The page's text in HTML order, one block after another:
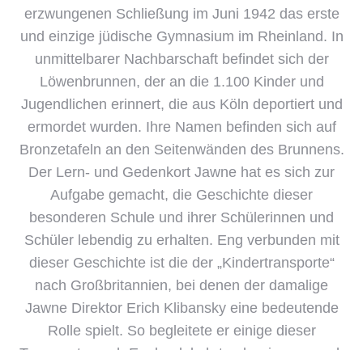
erzwungenen Schließung im Juni 1942 das erste
und einzige jüdische Gymnasium im Rheinland. In
unmittelbarer Nachbarschaft befindet sich der
Löwenbrunnen, der an die 1.100 Kinder und
Jugendlichen erinnert, die aus Köln deportiert und
ermordet wurden. Ihre Namen befinden sich auf
Bronzetafeln an den Seitenwänden des Brunnens.
Der Lern- und Gedenkort Jawne hat es sich zur
Aufgabe gemacht, die Geschichte dieser
besonderen Schule und ihrer Schülerinnen und
Schüler lebendig zu erhalten. Eng verbunden mit
dieser Geschichte ist die der „Kindertransporte“
nach Großbritannien, bei denen der damalige
Jawne Direktor Erich Klibansky eine bedeutende
Rolle spielt. So begleitete er einige dieser